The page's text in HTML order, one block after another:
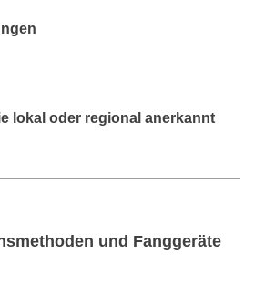
und Fanggeräte